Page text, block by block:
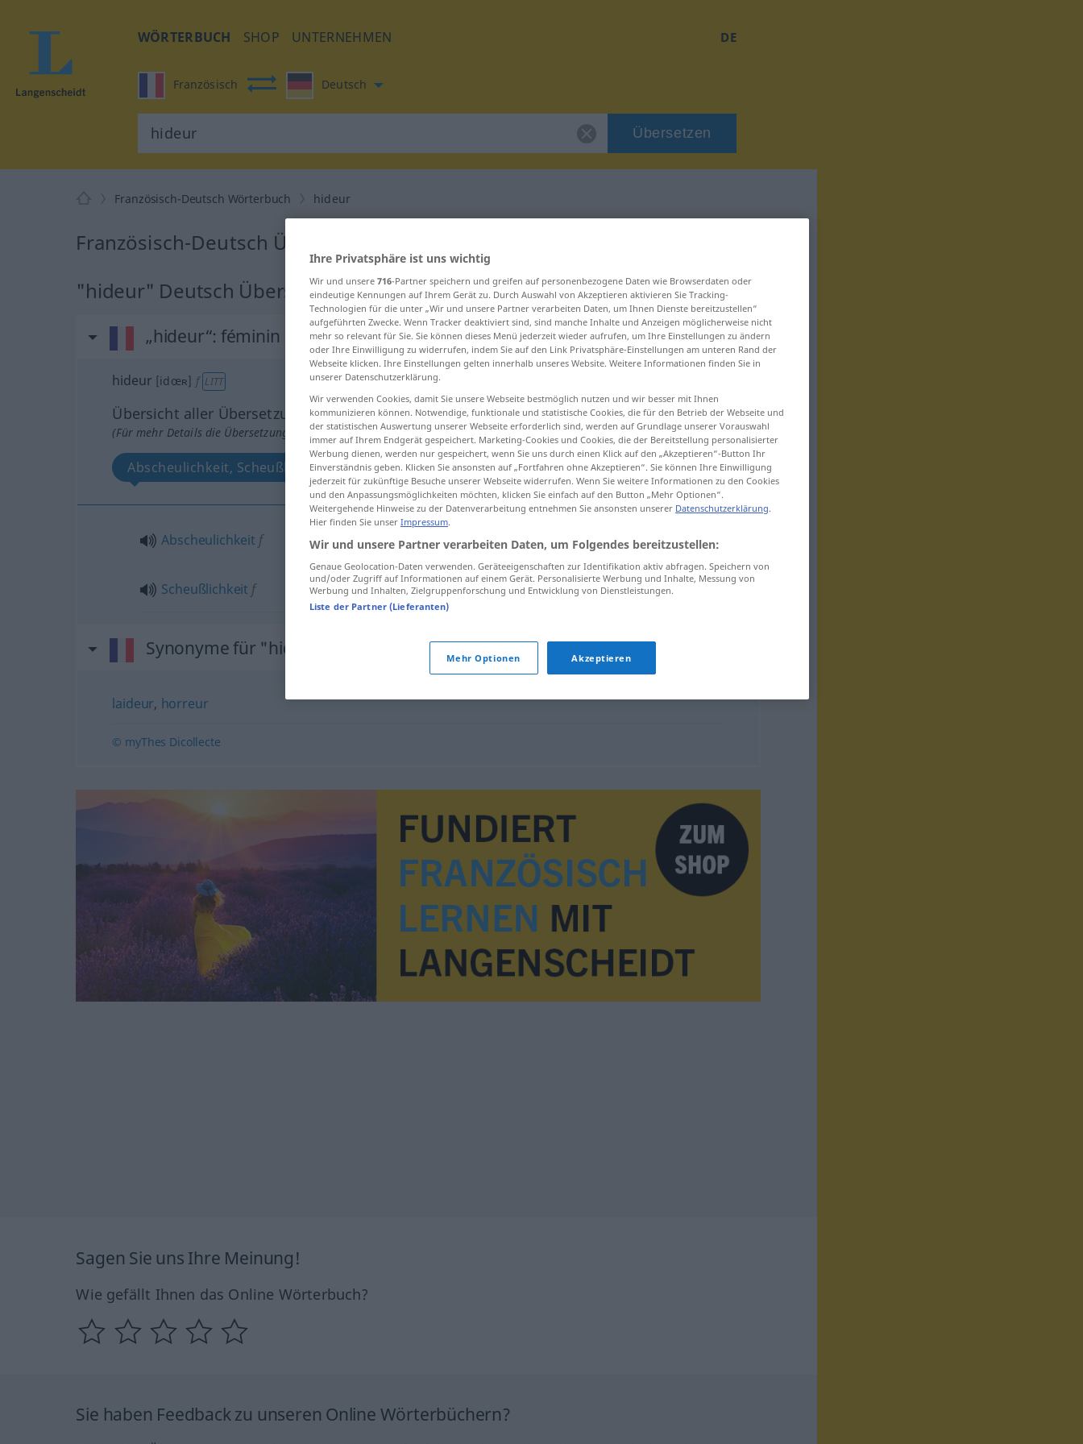
WÖRTERBUCH SHOP UNTERNEHMEN DE
Französisch Deutsch
Übersetzen
Französisch-Deutsch Wörterbuch hideur
Französisch-Deutsch Übersetzung für "hideur"
"hideur" Deutsch Übersetzung
„hideur“: féminin
hideur [idœʀ] f LITT
Übersicht aller Übersetzungen
(Für mehr Details die Übersetzung anklicken/antippen)
Abscheulichkeit, Scheußlichkeit
Abscheulichkeit f hideur
Scheußlichkeit f hideur
Synonyme für "hideur"
laideur, horreur
© myThes Dicollecte
Sagen Sie uns Ihre Meinung!
Wie gefällt Ihnen das Online Wörterbuch?
Sie haben Feedback zu unseren Online Wörterbüchern?
Ihre Privatsphäre ist uns wichtig
Wir und unsere 716-Partner speichern und greifen auf personenbezogene Daten wie Browserdaten oder
eindeutige Kennungen auf Ihrem Gerät zu. Durch Auswahl von Akzeptieren aktivieren Sie Tracking-
Technologien für die unter „Wir und unsere Partner verarbeiten Daten, um Ihnen Dienste bereitzustellen“
aufgeführten Zwecke. Wenn Tracker deaktiviert sind, sind manche Inhalte und Anzeigen möglicherweise nicht
mehr so relevant für Sie. Sie können dieses Menü jederzeit wieder aufrufen, um Ihre Einstellungen zu ändern
oder Ihre Einwilligung zu widerrufen, indem Sie auf den Link Privatsphäre-Einstellungen am unteren Rand der
Webseite klicken. Ihre Einstellungen gelten innerhalb unseres Website. Weitere Informationen finden Sie in
unserer Datenschutzerklärung.
Wir verwenden Cookies, damit Sie unsere Webseite bestmöglich nutzen und wir besser mit Ihnen
kommunizieren können. Notwendige, funktionale und statistische Cookies, die für den Betrieb der Webseite und
der statistischen Auswertung unserer Webseite erforderlich sind, werden auf Grundlage unserer Vorauswahl
immer auf Ihrem Endgerät gespeichert. Marketing-Cookies und Cookies, die der Bereitstellung personalisierter
Werbung dienen, werden nur gespeichert, wenn Sie uns durch einen Klick auf den „Akzeptieren“-Button Ihr
Einverständnis geben. Klicken Sie ansonsten auf „Fortfahren ohne Akzeptieren“. Sie können Ihre Einwilligung
jederzeit für zukünftige Besuche unserer Webseite widerrufen. Wenn Sie weitere Informationen zu den Cookies
und den Anpassungsmöglichkeiten möchten, klicken Sie einfach auf den Button „Mehr Optionen“.
Weitergehende Hinweise zu der Datenverarbeitung entnehmen Sie ansonsten unserer Datenschutzerklärung.
Hier finden Sie unser Impressum.
Wir und unsere Partner verarbeiten Daten, um Folgendes bereitzustellen:
Genaue Geolocation-Daten verwenden. Geräteeigenschaften zur Identifikation aktiv abfragen. Speichern von
und/oder Zugriff auf Informationen auf einem Gerät. Personalisierte Werbung und Inhalte, Messung von
Werbung und Inhalten, Zielgruppenforschung und Entwicklung von Dienstleistungen.
Liste der Partner (Lieferanten)
Mehr Optionen Akzeptieren